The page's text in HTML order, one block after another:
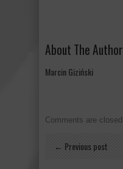
About The Author
Marcin Giziński
Comments are closed.
← Previous post